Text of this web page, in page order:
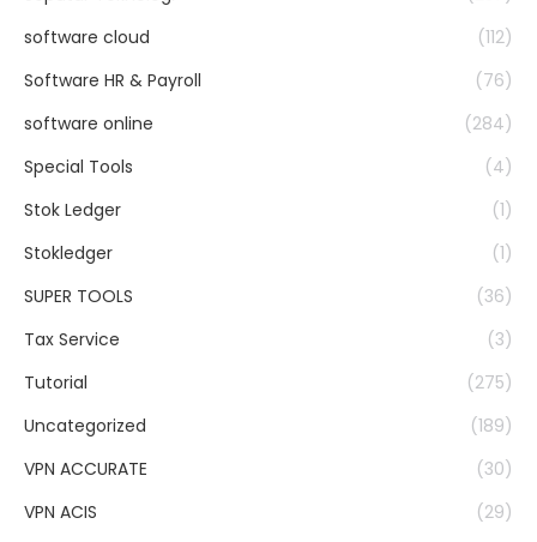
software cloud
(112)
Software HR & Payroll
(76)
software online
(284)
Special Tools
(4)
Stok Ledger
(1)
Stokledger
(1)
SUPER TOOLS
(36)
Tax Service
(3)
Tutorial
(275)
Uncategorized
(189)
VPN ACCURATE
(30)
VPN ACIS
(29)